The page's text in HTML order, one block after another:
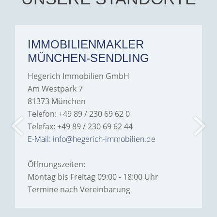
IMMOBILIENMAKLER
MÜNCHEN-SENDLING
Hegerich Immobilien GmbH
Am Westpark 7
81373 München
Telefon: +49 89 / 230 69 62 0
Telefax: +49 89 / 230 69 62 44
E-Mail: info@hegerich-immobilien.de
Öffnungszeiten:
Montag bis Freitag 09:00 - 18:00 Uhr
Termine nach Vereinbarung